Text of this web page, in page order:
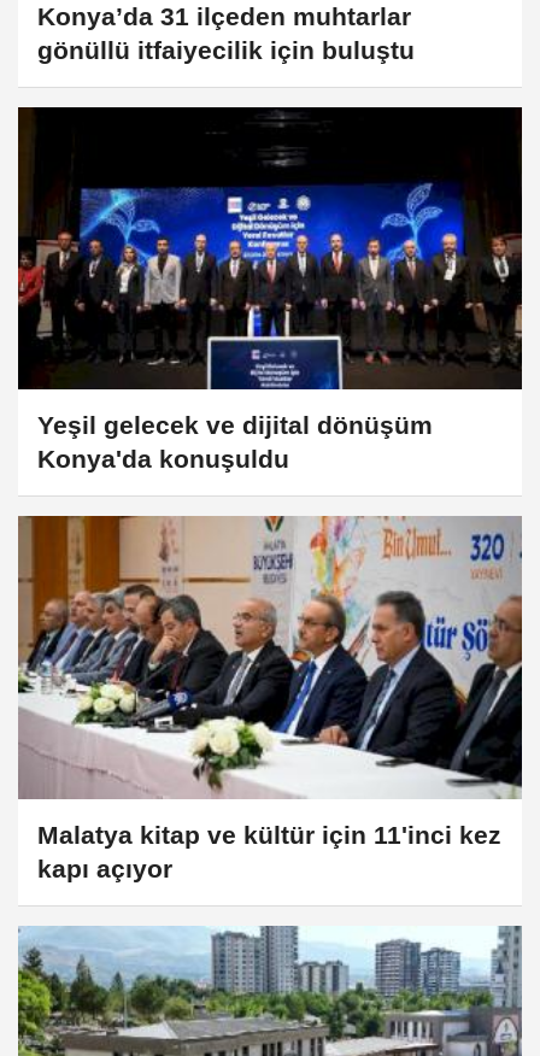
Konya’da 31 ilçeden muhtarlar
gönüllü itfaiyecilik için buluştu
Yeşil gelecek ve dijital dönüşüm
Konya'da konuşuldu
Malatya kitap ve kültür için 11'inci kez
kapı açıyor